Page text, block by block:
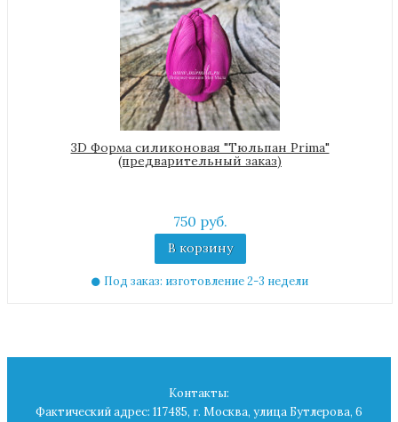
3D Форма силиконовая "Тюльпан Prima"
(предварительный заказ)
750 руб.
В корзину
Под заказ: изготовление 2-3 недели
Контакты:
Фактический адрес: 117485, г. Москва, улица Бутлерова, 6